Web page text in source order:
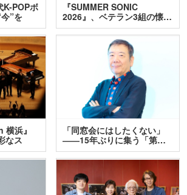
POPボ
”を
『SUMMER SONIC
2026』、ベテラン3組の懐…
横浜』
なス
「同窓会にはしたくない」
――15年ぶりに集う「第…